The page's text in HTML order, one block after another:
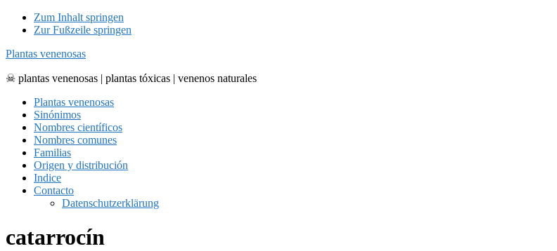
Zum Inhalt springen
Zur Fußzeile springen
Plantas venenosas
☠ plantas venenosas | plantas tóxicas | venenos naturales
Plantas venenosas
Sinónimos
Nombres científicos
Nombres comunes
Familias
Origen y distribución
Indice
Contacto
Datenschutzerklärung
catarrocín